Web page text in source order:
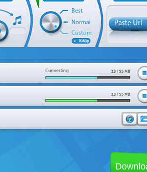
Best
Normal
Custom
Converting
Paste Url